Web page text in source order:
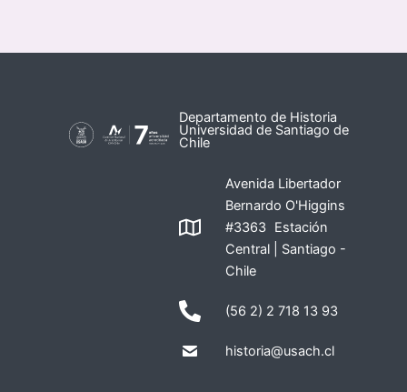
Departamento de Historia
Universidad de Santiago de
Chile
Avenida Libertador
Bernardo O'Higgins
#3363 Estación
Central | Santiago -
Chile
(56 2) 2 718 13 93
historia@usach.cl